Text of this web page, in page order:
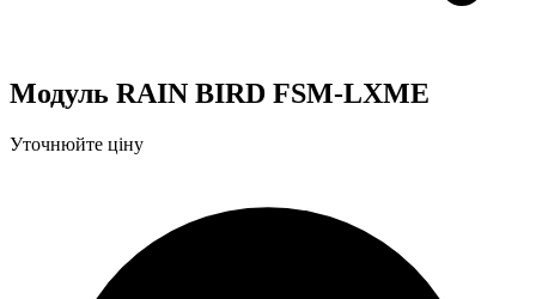
Модуль RAIN BIRD FSM-LXME
Уточнюйте ціну